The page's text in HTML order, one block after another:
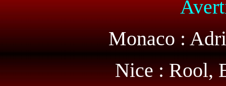
Monaco :
Nice : Rool,